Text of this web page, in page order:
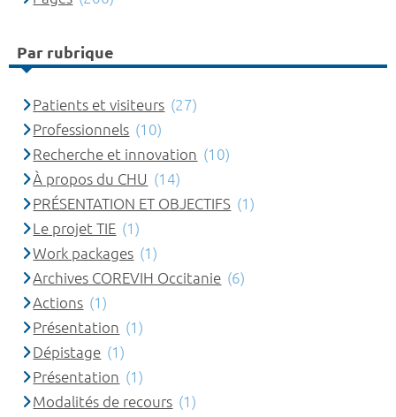
Par rubrique
Patients et visiteurs (27)
Professionnels (10)
Recherche et innovation (10)
À propos du CHU (14)
PRÉSENTATION ET OBJECTIFS (1)
Le projet TIE (1)
Work packages (1)
Archives COREVIH Occitanie (6)
Actions (1)
Présentation (1)
Dépistage (1)
Présentation (1)
Modalités de recours (1)